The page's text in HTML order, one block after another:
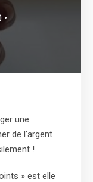
une
de l’argent
!
» est elle